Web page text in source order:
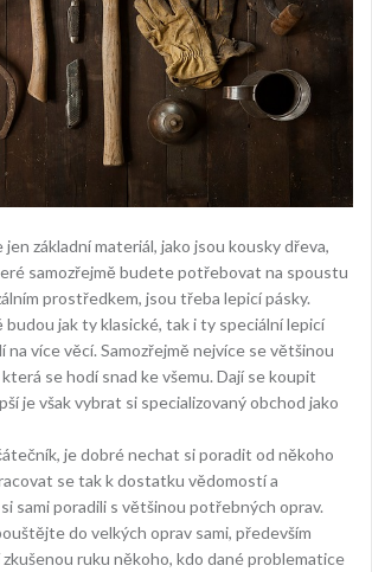
základní materiál, jako jsou kousky dřeva,
samozřejmě budete potřebovat na spoustu
prostředkem, jsou třeba lepicí pásky.
jak ty klasické, tak i ty speciální lepicí
na více věcí. Samozřejmě nejvíce se většinou
se hodí snad ke všemu. Dají se koupit
je však vybrat si specializovaný obchod jako
je dobré nechat si poradit od někoho
se tak k dostatku vědomostí a
sami poradili s většinou potřebných oprav.
do velkých oprav sami, především
ruku někoho, kdo dané problematice